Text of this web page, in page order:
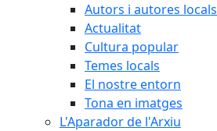
Autors i autores locals
Actualitat
Cultura popular
Temes locals
El nostre entorn
Tona en imatges
L'Aparador de l'Arxiu